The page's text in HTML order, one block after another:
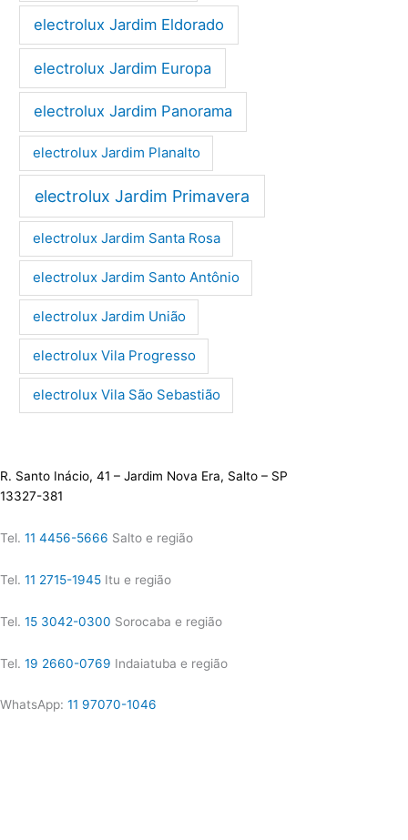
electrolux Jardim Eldorado
electrolux Jardim Europa
electrolux Jardim Panorama
electrolux Jardim Planalto
electrolux Jardim Primavera
electrolux Jardim Santa Rosa
electrolux Jardim Santo Antônio
electrolux Jardim União
electrolux Vila Progresso
electrolux Vila São Sebastião
R. Santo Inácio, 41 – Jardim Nova Era, Salto – SP
13327-381
Tel. 11 4456-5666 Salto e região
Tel. 11 2715-1945 Itu e região
Tel. 15 3042-0300 Sorocaba e região
Tel. 19 2660-0769 Indaiatuba e região
WhatsApp: 11 97070-1046